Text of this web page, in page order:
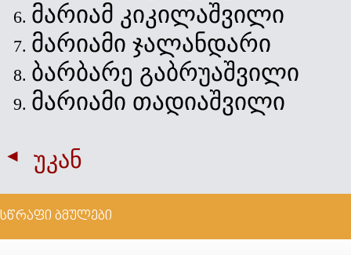
მარიამ კიკილაშვილი
მარიამი ჯალანდარი
ბარბარე გაბრუაშვილი
მარიამი თადიაშვილი
უკან
სწრაფი ბმულები